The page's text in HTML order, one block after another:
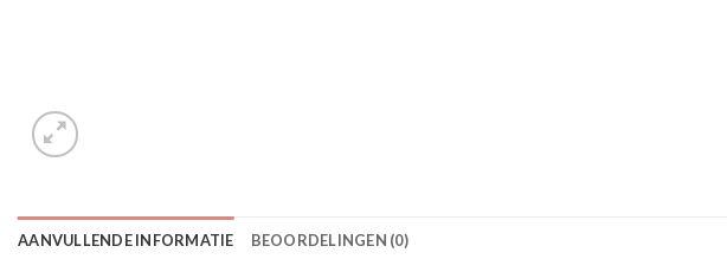
AANVULLENDE INFORMATIE BEOORDELINGEN (0)